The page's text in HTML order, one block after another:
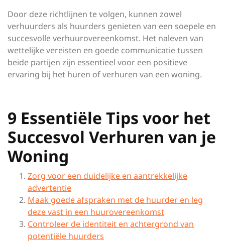
Door deze richtlijnen te volgen, kunnen zowel
verhuurders als huurders genieten van een soepele en
succesvolle verhuurovereenkomst. Het naleven van
wettelijke vereisten en goede communicatie tussen
beide partijen zijn essentieel voor een positieve
ervaring bij het huren of verhuren van een woning.
9 Essentiële Tips voor het
Succesvol Verhuren van je
Woning
Zorg voor een duidelijke en aantrekkelijke
advertentie
Maak goede afspraken met de huurder en leg
deze vast in een huurovereenkomst
Controleer de identiteit en achtergrond van
potentiële huurders